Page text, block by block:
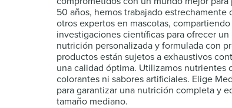
50 años, hemos trabajado estrechamente
otros expertos en mascotas,
investigaciones científicas para ofrecer
nutrición personalizada y formulada con
productos están sujetos a exhaustivos
una calidad óptima. Utilizamos nutrientes
colorantes ni sabores artificiales. Elige
para garantizar una nutrición completa y
tamaño mediano.